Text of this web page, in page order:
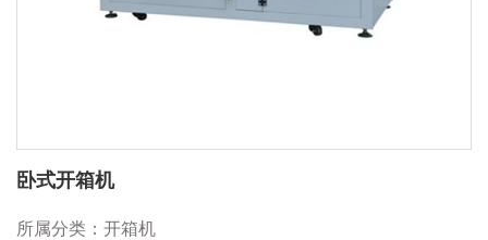
卧式开箱机
所属分类： 开箱机